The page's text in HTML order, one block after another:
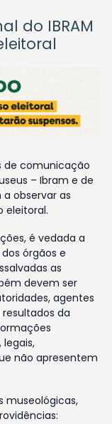
do IBRAM
de comunicação
– Ibram e de
observar as
eleitoral.
é vedada a
órgãos e
as
devem ser
agentes
da
não apresentem
museológicas,